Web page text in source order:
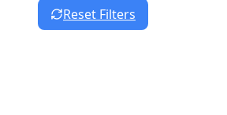
Reset Filters